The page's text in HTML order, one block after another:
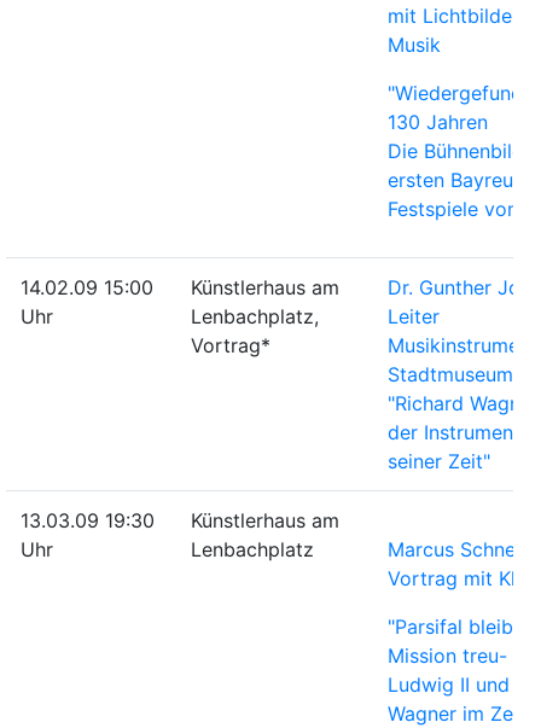
mit Lichtbildern
Musik
130 Jahren
Die
ersten
Festspiele von
14.02.09 15:00
Uhr
Künstlerhaus am
Lenbachplatz,
Vortrag*
Dr. Gunther
Leiter
Stadtmuseum
"Richard
der
seiner Zeit"
13.03.09 19:30
Uhr
Künstlerhaus am
Lenbachplatz
Marcus
Vortrag mit
"Parsifal bleibt
Mission treu-
Ludwig II und
Wagner im